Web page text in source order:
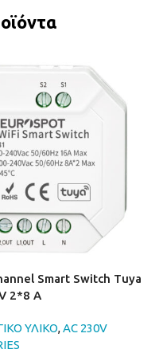
Smart Switch Tuya
2*8 A
ΥΛΙΚΟ,AC 230V